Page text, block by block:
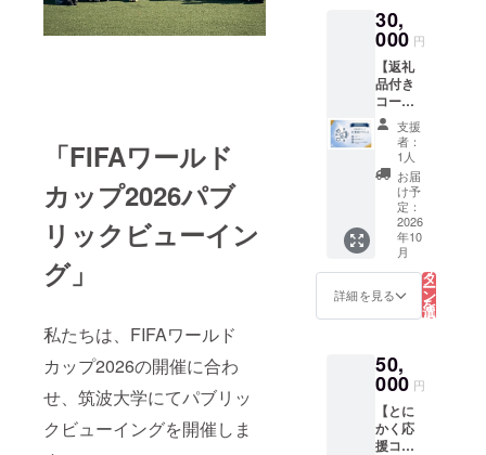
「FIFAワールド
カップ2026パブ
リックビューイン
グ」
私たちは、FIFAワールド
カップ2026の開催に合わ
せ、筑波大学にてパブリッ
クビューイングを開催しま
ロジェ
クトの
ために
大切に
使わせ
ていた
だきま
す。 ■
セット
内容 ・
筑波大
学蹴球
部公式
グッズ
ロゴ入
りマグ
カッ
プ 1個
・筑波
球部公
式グッ
ズ ロゴ
入りラ
ンチ
バッ
直径80mm × 高
さ95mm 素材：
バッグ詳細 サイ
ズ：袋口幅
370mm × 底幅
200mm × 高さ
210mm × マチ
綿100％ ■サコッ
ズ：幅220mm x
高さ170mm x
マチ50mm 素
（PV終
了報告
書付
き）
※「とに
かく応
援コー
ス」は
ご支援
金額に
関わら
ず、返
礼品の
内容は
同一と
なりま
す。
色紙を
お送り
いたし
ます。
皆様か
らのご
支援
は、プ
ロジェ
クトの
ために
大切に
使わせ
ていた
だきま
す。 ・
日本代
のお礼
メッ
セージ
動画 ・
日本代
表「谷
30,
000 円
【返礼
品付き
コー
ス：企
業様プ
ランA】
ご支援
いただ
きあり
がとう
ござい
ます。
弊団体
の公式
インス
タグラ
企業様
の紹介
をさせ
ていた
だきま
す。 皆
支援
者：
1人
お届
け予
定：
2026
年10
月
詳細を見る
リ
タ
ー
ン
を
選
択
50,
000 円
【とに
かく応
援コー